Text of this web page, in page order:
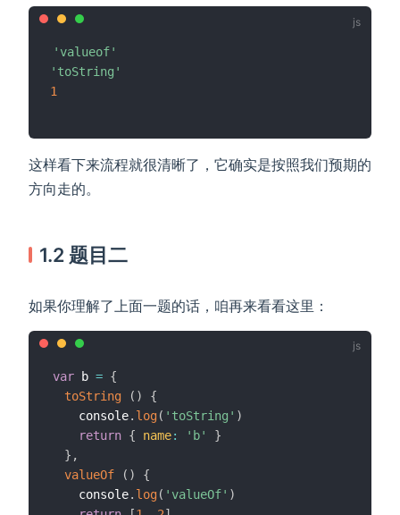
'valueof'
'toString'
1
这样看下来流程就很清晰了，它确实是按照我们预期的
方向走的。
1.2 题目二
如果你理解了上面一题的话，咱再来看看这里：
var b = {
toString
( )
{
    console
. log( 'toString' )
return { name: 'b'
}
} ,
valueOf
( )
{
    console
. log( 'valueOf' )